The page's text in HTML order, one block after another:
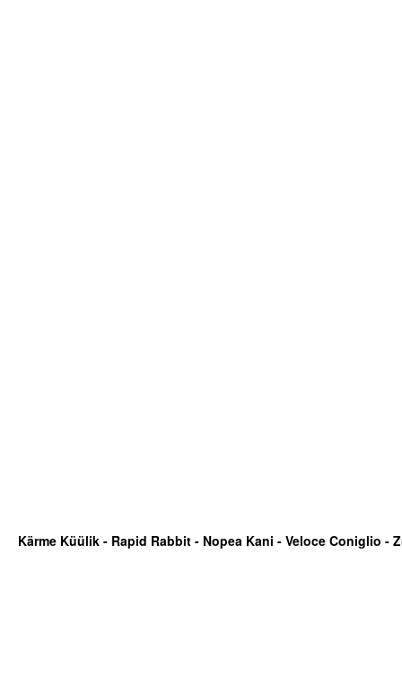
Kärme Küülik - Rapid Rabbit - Nopea Kani - Veloce Coniglio -